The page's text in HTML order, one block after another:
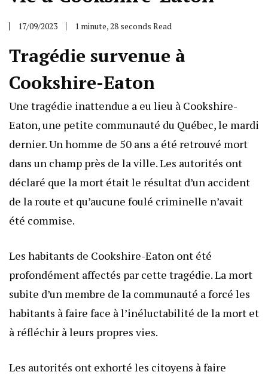
17/09/2023 1 minute, 28 seconds Read
Tragédie survenue à
Cookshire-Eaton
Une tragédie inattendue a eu lieu à Cookshire-
Eaton, une petite communauté du Québec, le mardi
dernier. Un homme de 50 ans a été retrouvé mort
dans un champ près de la ville. Les autorités ont
déclaré que la mort était le résultat d’un accident
de la route et qu’aucune foulé criminelle n’avait
été commise.
Les habitants de Cookshire-Eaton ont été
profondément affectés par cette tragédie. La mort
subite d’un membre de la communauté a forcé les
habitants à faire face à l’inéluctabilité de la mort et
à réfléchir à leurs propres vies.
Les autorités ont exhorté les citoyens à faire